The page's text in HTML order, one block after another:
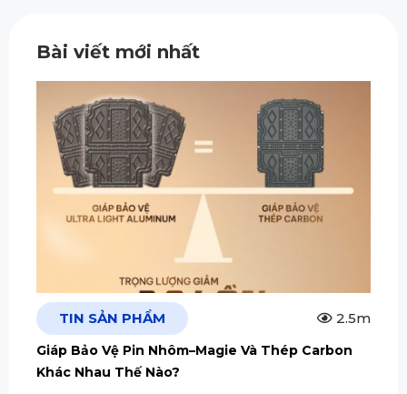
Bài viết mới nhất
TIN SẢN PHẨM 2.5m
Giáp Bảo Vệ Pin Nhôm–Magie Và Thép Carbon
Khác Nhau Thế Nào?